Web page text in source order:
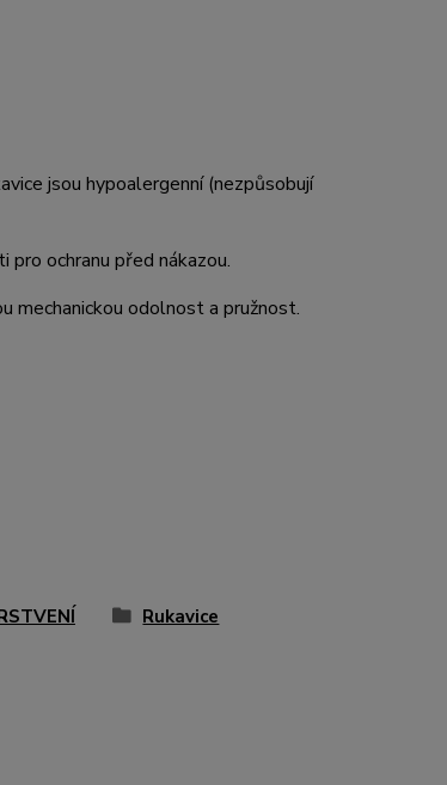
jsou hypoalergenní (nezpůsobují
ochranu před nákazou.
mechanickou odolnost a pružnost.
Rukavice